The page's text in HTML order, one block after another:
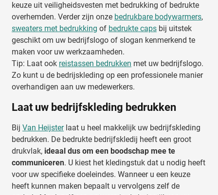
keuze uit veiligheidsvesten met bedrukking of bedrukte
overhemden. Verder zijn onze bedrukbare bodywarmers,
sweaters met bedrukking of bedrukte caps bij uitstek
geschikt om uw bedrijfslogo of slogan kenmerkend te
maken voor uw werkzaamheden.
Tip: Laat ook reistassen bedrukken met uw bedrijfslogo.
Zo kunt u de bedrijskleding op een professionele manier
overhandigen aan uw medewerkers.
Laat uw bedrijfskleding bedrukken
Bij Van Heijsterlaat u heel makkelijk uw bedrijfskleding
bedrukken. De bedrukte bedrijfskledij heeft een groot
drukvlak, ideaal dus om een boodschap mee te
communiceren. U kiest het kledingstuk dat u nodig heeft
voor uw specifieke doeleindes. Wanneer u een keuze
heeft kunnen maken bepaalt u vervolgens zelf de